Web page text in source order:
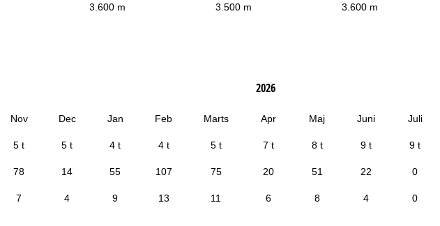
3.600 m 3.500 m 3.600 m
2026
Nov Dec Jan Feb Marts Apr Maj Juni Juli
5 t 5 t 4 t 4 t 5 t 7 t 8 t 9 t 9 t
78 14 55 107 75 20 51 22 0
7 4 9 13 11 6 8 4 0